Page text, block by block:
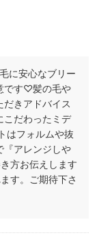
に安心なブリー
です♡髪の毛や
きアドバイス
だわったミデ
はフォルムや抜
『アレンジしや
方お伝えします
す。ご期待下さ